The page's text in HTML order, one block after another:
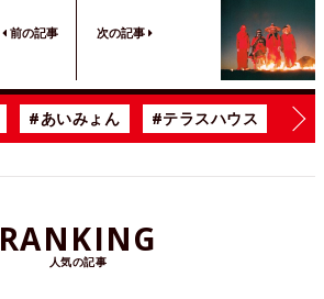
前の記事 次の記事
#あいみょん #テラスハウス #
RANKING
人気の記事